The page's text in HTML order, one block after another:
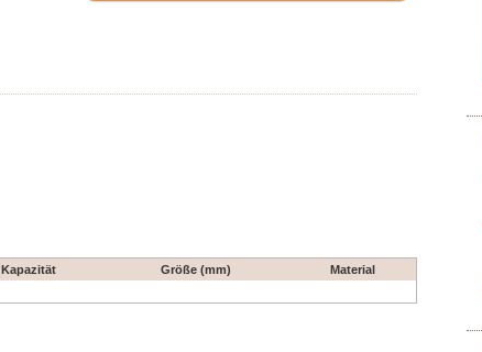
Kapazität Größe (mm)
Material